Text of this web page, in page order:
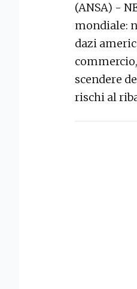
(ANSA) -
mondiale:
dazi
scendere
rischi al